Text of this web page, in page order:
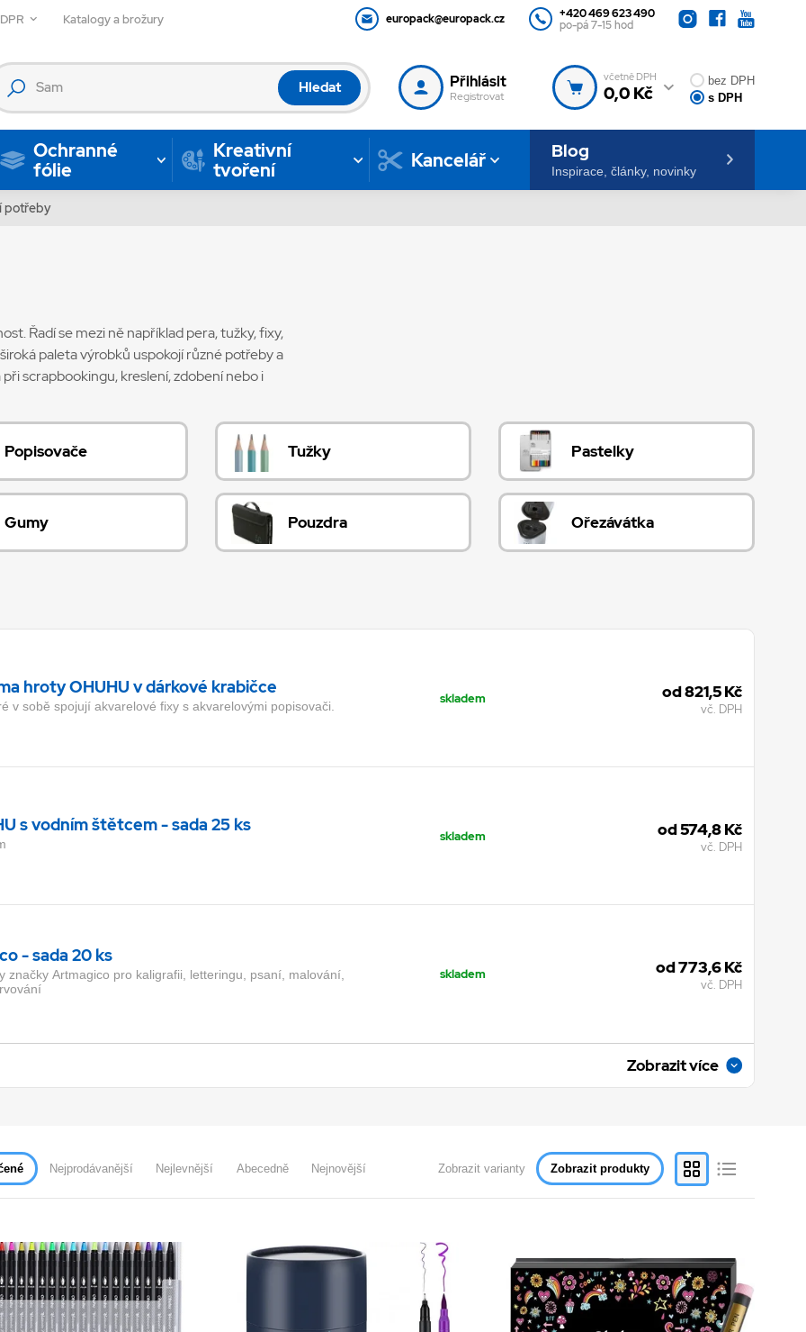
Katalogy a brožury europack@europack.cz
+420 469 623 490
po-pá 7-15 hod
Hledat Přihlásit
Registrovat
včetně DPH
0,0 Kč
bez DPH
s DPH
Ochranné
fólie
Kreativní
tvoření
Kancelář Blog
Inspirace, články, novinky
potřeby
Řadí se mezi ně například pera, tužky, fixy,
paleta výrobků uspokojí různé potřeby a
scrapbookingu, kreslení, zdobení nebo i
Popisovače Tužky Pastelky
Gumy Pouzdra Ořezávátka
hroty OHUHU v dárkové krabičce
v sobě spojují akvarelové fixy s akvarelovými popisovači.
skladem od 821,5 Kč
vč. DPH
s vodním štětcem - sada 25 ks
skladem od 574,8 Kč
vč. DPH
- sada 20 ks
značky Artmagico pro kaligrafii, letteringu, psaní, malování,
skladem od 773,6 Kč
vč. DPH
Artmagico 0,7 mm - 1 ks
skladem
vč. DPH
Zobrazit více
Nejprodávanější Nejlevnější Abecedně Nejnovější Zobrazit varianty Zobrazit produkty